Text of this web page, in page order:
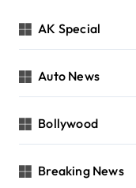
AK Special
Auto News
Bollywood
Breaking News